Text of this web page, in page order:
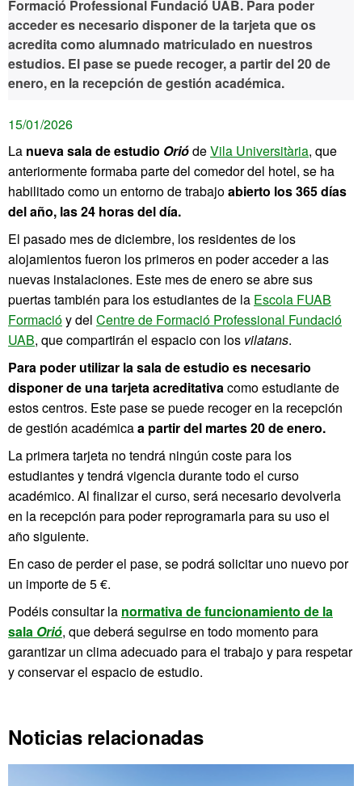
Formació Professional Fundació UAB. Para poder
acceder es necesario disponer de la tarjeta que os
acredita como alumnado matriculado en nuestros
estudios. El pase se puede recoger, a partir del 20 de
enero, en la recepción de gestión académica.
15/01/2026
La nueva sala de estudio OriódeVila Universitària, que
anteriormente formaba parte del comedor del hotel, se ha
habilitado como un entorno de trabajoabierto los 365 días
del año, las 24 horas del día.
El pasado mes de diciembre, los residentes de los
alojamientos fueron los primeros en poder acceder a las
nuevas instalaciones. Este mes de enero se abre sus
puertas también para los estudiantes de la Escola FUAB
Formacióy del Centre de Formació Professional Fundació
UAB, que compartirán el espacio con los vilatans.
Para poder utilizar la sala de estudio es necesario
disponer de una tarjeta acreditativacomo estudiante de
estos centros. Este pase se puede recoger en la recepción
de gestión académicaa partir del martes 20 de enero.
La primera tarjeta no tendrá ningún coste para los
estudiantes y tendrá vigencia durante todo el curso
académico. Al finalizar el curso, será necesario devolverla
en la recepción para poder reprogramarla para su uso el
año siguiente.
En caso de perder el pase, se podrá solicitar uno nuevo por
un importe de 5 €.
Podéis consultar la normativa de funcionamiento de la
sala Orió, que deberá seguirse en todo momento para
garantizar un clima adecuado para el trabajo y para respetar
y conservar el espacio de estudio.
Noticias relacionadas